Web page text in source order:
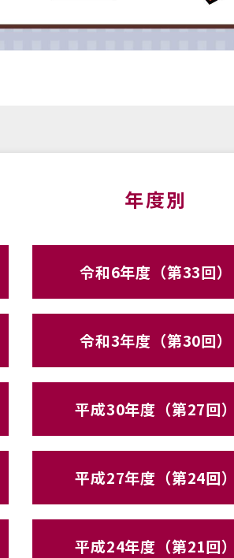
年度別
令和6年度（第33回）
令和3年度（第30回）
平成30年度（第27回）
平成27年度（第24回）
平成24年度（第21回）